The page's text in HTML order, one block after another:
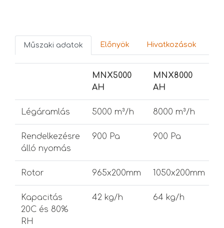
Műszaki adatok Előnyök Hivatkozások
MNX5000
AH
MNX8000
AH
Légáramlás 5000 m³/h 8000 m³/h
Rendelkezésre
álló nyomás
900 Pa 900 Pa
Rotor 965x200mm 1050x200mm
Kapacitás
20C és 80%
RH
42 kg/h 64 kg/h